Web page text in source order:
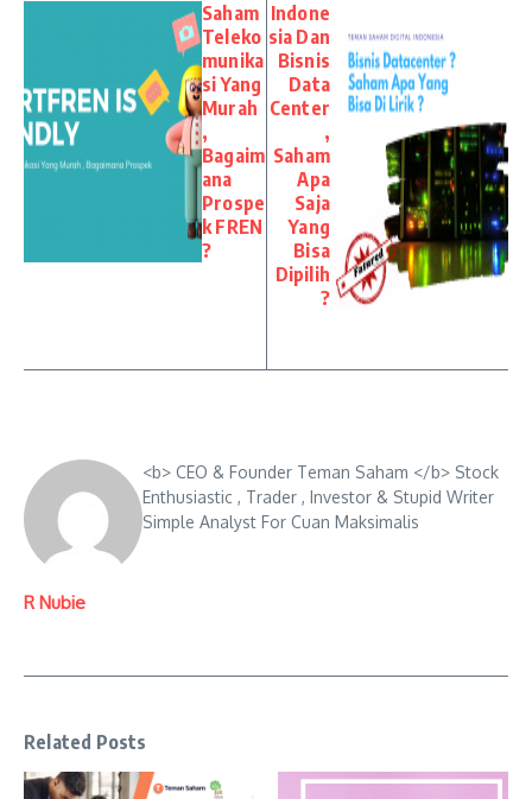
Saham
Teleko
munika
si Yang
Murah
,
Bagaim
ana
Prospe
k FREN
?
Indone
sia Dan
Bisnis
Data
Center
,
Saham
Apa
Saja
Yang
Bisa
Dipilih
?
R Nubie
<b> CEO & Founder Teman Saham </b> Stock
Enthusiastic , Trader , Investor & Stupid Writer
Simple Analyst For Cuan Maksimalis
Related Posts